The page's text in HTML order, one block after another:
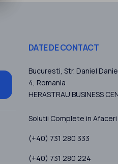
DATE DE CONTACT
Bucuresti, Str. Daniel
4, Romania
HERASTRAU BUSINESS
Solutii Complete in Afaceri
(+40) 731 280 333
(+40) 731 280 224